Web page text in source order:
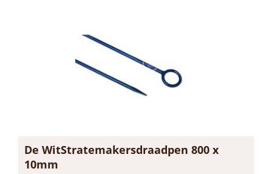
De WitStratemakersdraadpen 800 x
10mm